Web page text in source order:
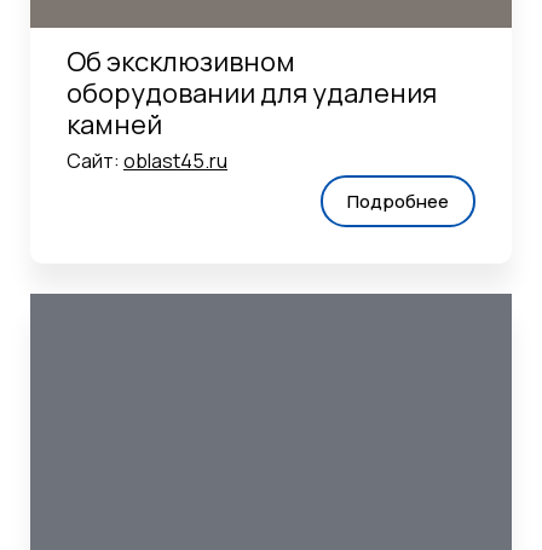
Об эксклюзивном
оборудовании для удаления
камней
Сайт: oblast45.ru
Подробнее